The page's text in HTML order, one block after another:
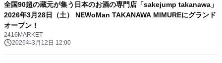
全国90超の蔵元が集う日本のお酒の専門店「sakejump takanawa」
2026年3月28日（土） NEWoMan TAKANAWA MIMUREにグランド
オープン！
2416MARKET
2026年3月12日 12:00